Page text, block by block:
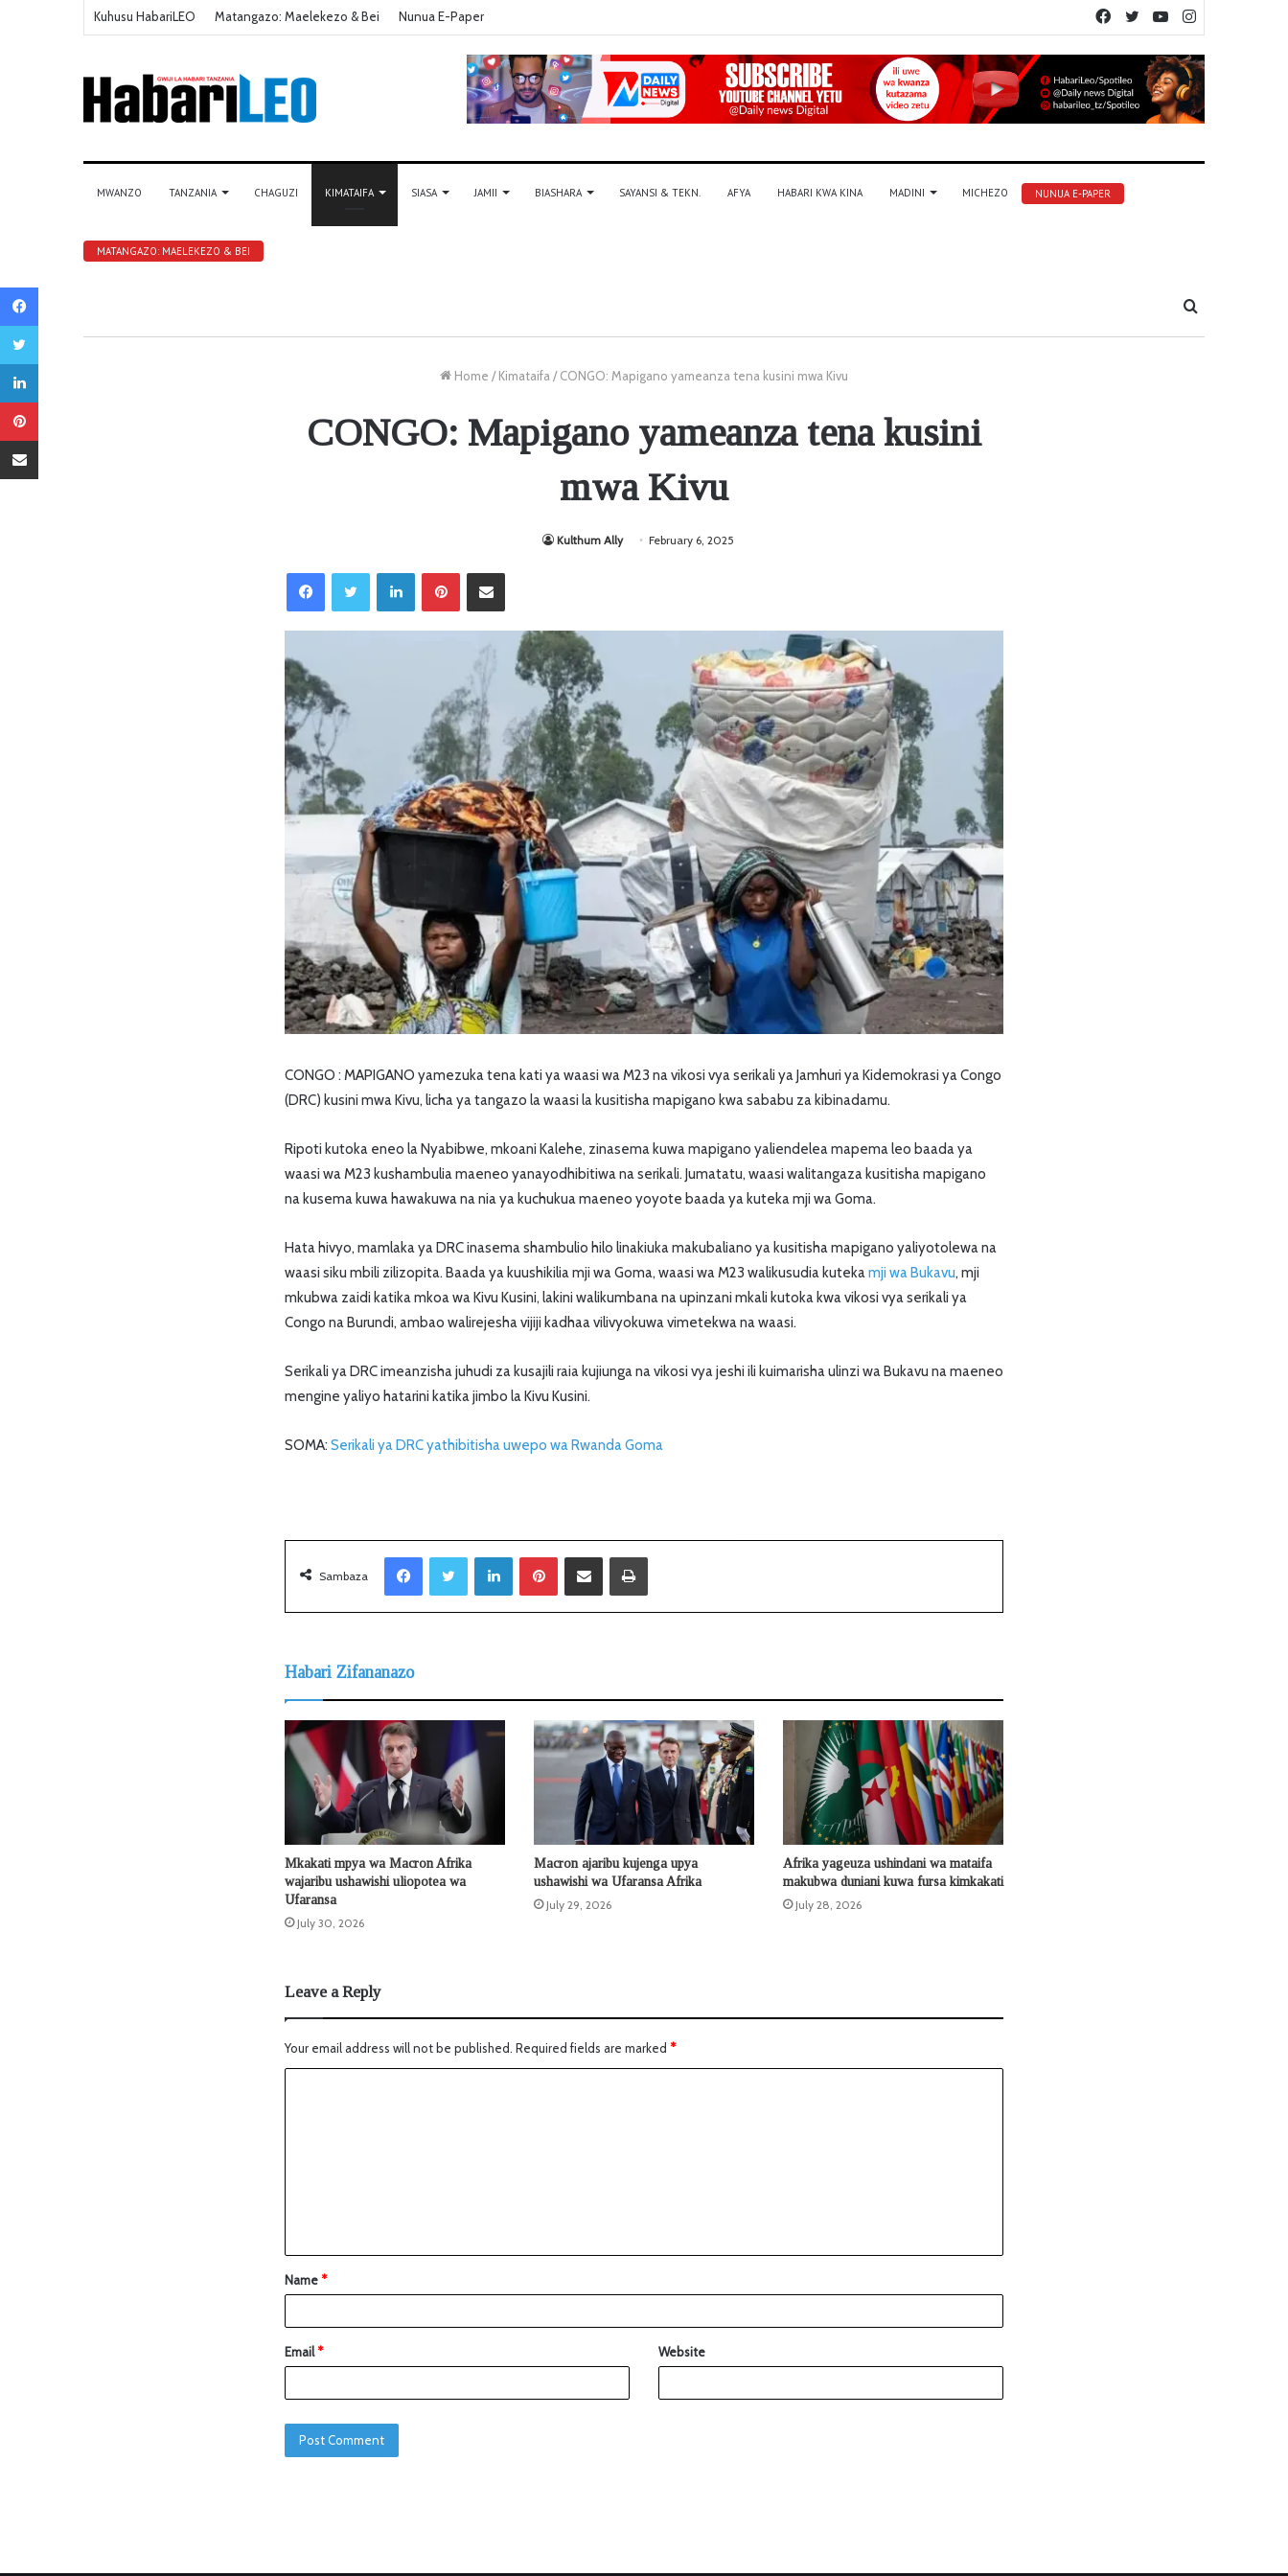
Kuhusu HabariLEO Matangazo: Maelekezo & Bei Nunua E-Paper YouTube
Twitter
Facebook
MWANZO TANZANIA CHAGUZI KIMATAIFA SIASA JAMII BIASHARA SAYANSI & TEKN. AFYA HABARI KWA KINA MADINI MICHEZO NUNUA E-PAPER
MATANGAZO: MAELEKEZO & BEI
Tafuta
Home / Kimataifa / CONGO: Mapigano yameanza tena kusini mwa Kivu
CONGO: Mapigano yameanza tena kusini
mwa Kivu
Kulthum Ally February 6, 2025
LinkedIn
CONGO : MAPIGANO yamezuka tena kati ya waasi wa M23 na vikosi vya serikali ya Jamhuri ya Kidemokrasi ya Congo
(DRC) kusini mwa Kivu, licha ya tangazo la waasi la kusitisha mapigano kwa sababu za kibinadamu.
Ripoti kutoka eneo la Nyabibwe, mkoani Kalehe, zinasema kuwa mapigano yaliendelea mapema leo baada ya
waasi wa M23 kushambulia maeneo yanayodhibitiwa na serikali. Jumatatu, waasi walitangaza kusitisha mapigano
na kusema kuwa hawakuwa na nia ya kuchukua maeneo yoyote baada ya kuteka mji wa Goma.
Hata hivyo, mamlaka ya DRC inasema shambulio hilo linakiuka makubaliano ya kusitisha mapigano yaliyotolewa na
waasi siku mbili zilizopita. Baada ya kuushikilia mji wa Goma, waasi wa M23 walikusudia kutekamji wa Bukavu, mji
mkubwa zaidi katika mkoa wa Kivu Kusini, lakini walikumbana na upinzani mkali kutoka kwa vikosi vya serikali ya
Congo na Burundi, ambao walirejesha vijiji kadhaa vilivyokuwa vimetekwa na waasi.
Serikali ya DRC imeanzisha juhudi za kusajili raia kujiunga na vikosi vya jeshi ili kuimarisha ulinzi wa Bukavu na maeneo
mengine yaliyo hatarini katika jimbo la Kivu Kusini.
SOMA: Serikali ya DRC yathibitisha uwepo wa Rwanda Goma
Sambaza
LinkedIn Sambaza kupitia barua pepe
Habari Zifananazo
Mkakati mpya wa Macron Afrika
wajaribu ushawishi uliopotea wa
Ufaransa
July 30, 2026
Macron ajaribu kujenga upya
ushawishi wa Ufaransa Afrika
July 29, 2026
Afrika yageuza ushindani wa mataifa
makubwa duniani kuwa fursa kimkakati
July 28, 2026
Leave a Reply
Your email address will not be published. Required fields are marked *
Name*
Email* Website